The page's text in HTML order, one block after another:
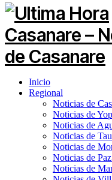
Inicio
Regional
Noticias de
Noticias de
Noticias de
Noticias de
Noticias de
Noticias de
Noticias de